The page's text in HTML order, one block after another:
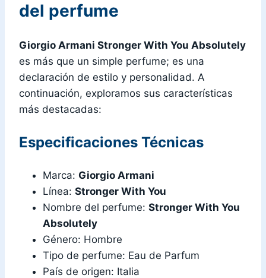
del perfume
Giorgio Armani Stronger With You Absolutely
es más que un simple perfume; es una
declaración de estilo y personalidad. A
continuación, exploramos sus características
más destacadas:
Especificaciones Técnicas
Marca: Giorgio Armani
Línea: Stronger With You
Nombre del perfume: Stronger With You
Absolutely
Género: Hombre
Tipo de perfume: Eau de Parfum
País de origen: Italia